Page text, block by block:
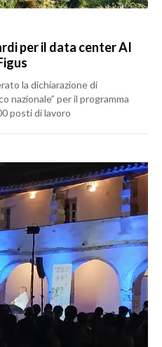
per il data center AI
la dichiarazione di
nazionale” per il programma
posti di lavoro